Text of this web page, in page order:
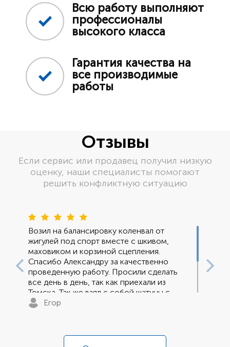
Всю работу выполняют
профессионалы
высокого класса
Гарантия качества на
все производимые
работы
Отзывы
Если сервис или продавец получил низкую
оценку, наши специалисты помогают
решить конфликтную ситуацию
Возил на балансировку коленвал от
жигулей под спорт вместе с шкивом,
маховиком и корзиной сцепления.
Спасибо Александру за качественно
проведенную работу. Просили сделать
все день в день, так как приехали из
Томска. Так же взял с собой шатуны с
поршнями на дефектовку и развесовку с
справились за 6 часов, что не может не
Егор